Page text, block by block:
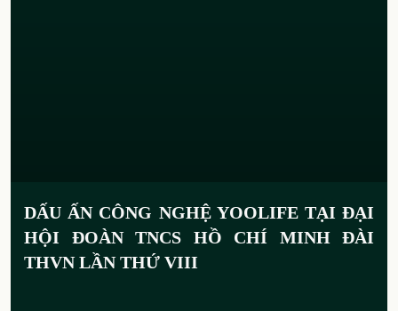
DẤU ẤN CÔNG NGHỆ YOOLIFE TẠI ĐẠI
HỘI ĐOÀN TNCS HỒ CHÍ MINH ĐÀI
THVN LẦN THỨ VIII